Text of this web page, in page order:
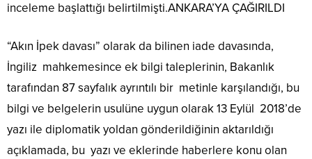
inceleme başlattığı belirtilmişti.ANKARA’YA ÇAĞIRILDI
“Akın İpek davası” olarak da bilinen iade davasında,
İngiliz mahkemesince ek bilgi taleplerinin, Bakanlık
tarafından 87 sayfalık ayrıntılı bir metinle karşılandığı, bu
bilgi ve belgelerin usulüne uygun olarak 13 Eylül 2018’de
yazı ile diplomatik yoldan gönderildiğinin aktarıldığı
açıklamada, bu yazı ve eklerinde haberlere konu olan